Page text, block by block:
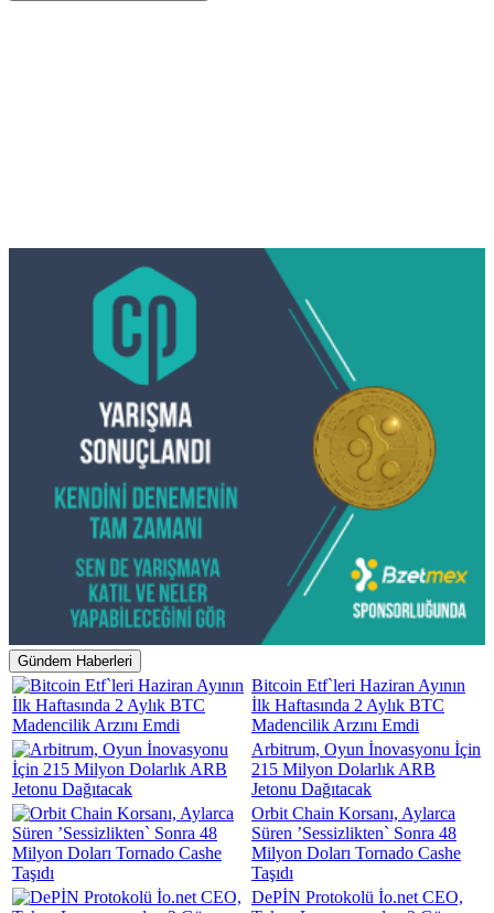
Gündem Haberleri
Bitcoin Etf`leri Haziran Ayının
İlk Haftasında 2 Aylık BTC
Madencilik Arzını Emdi
Arbitrum, Oyun İnovasyonu İçin
215 Milyon Dolarlık ARB
Jetonu Dağıtacak
Orbit Chain Korsanı, Aylarca
Süren ’Sessizlikten` Sonra 48
Milyon Doları Tornado Cashe
Taşıdı
DePİN Protokolü İo.net CEO,